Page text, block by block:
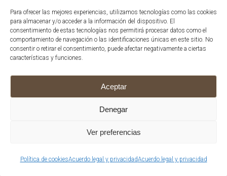
Para ofrecer las mejores experiencias, utilizamos tecnologías como las cookies
para almacenar y/o acceder a la información del dispositivo. El
consentimiento de estas tecnologías nos permitirá procesar datos como el
comportamiento de navegación o las identificaciones únicas en este sitio. No
consentir o retirar el consentimiento, puede afectar negativamente a ciertas
características y funciones.
Aceptar
Denegar
Ver preferencias
Política de cookiesAcuerdo legal y privacidadAcuerdo legal y privacidad
Acuerdo legal y privacidad
Política de cookies (EU)
CONTACTO
España - Tel.+34 630 42 72 63